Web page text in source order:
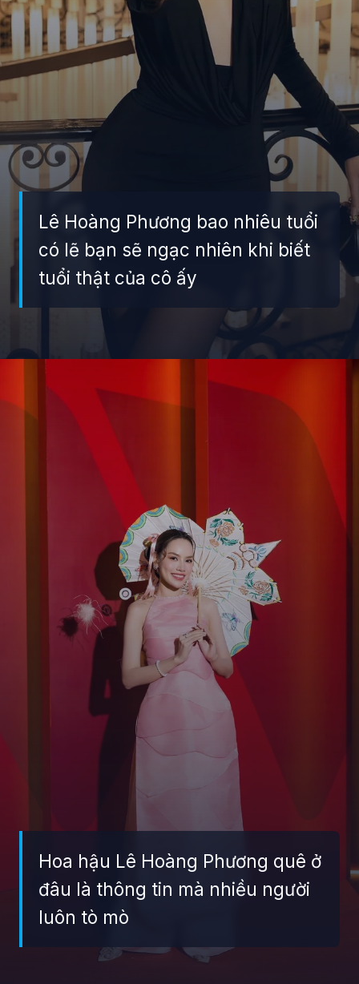
Lê Hoàng Phương bao nhiêu tuổi
có lẽ bạn sẽ ngạc nhiên khi biết
tuổi thật của cô ấy
Hoa hậu Lê Hoàng Phương quê ở
đâu là thông tin mà nhiều người
luôn tò mò